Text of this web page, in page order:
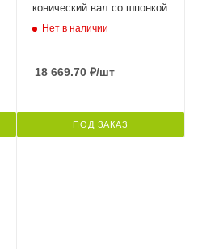
конический вал со шпонкой
Нет в наличии
18 669.70 ₽/шт
ПОД ЗАКАЗ